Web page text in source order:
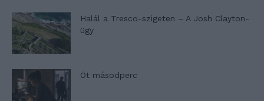
Halál a Tresco-szigeten – A Josh Clayton-
ügy
Öt másodperc